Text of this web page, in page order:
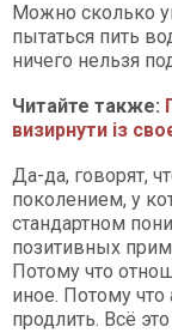
Можно сколько
пытаться пить
ничего нельзя
Читайте также:
визирнути із
Да-да, говорят,
поколением, у
стандартном
позитивных
Потому что
иное. Потому
продлить. Всё